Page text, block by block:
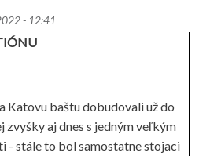
- 12:41
Katovu baštu dobudovali už do
zvyšky aj dnes s jedným veľkým
- stále to bol samostatne stojaci